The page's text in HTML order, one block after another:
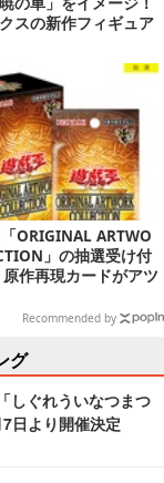
スの新作フィギュア
ORIGINAL ARTWO
」の抽選受け付
作再現カードがアツ
パック
Recommended by
グ
しぐれういなつまつ
日より開催決定